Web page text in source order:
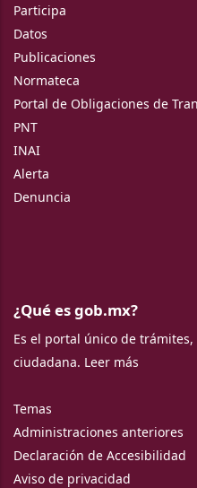
Participa
Datos
Publicaciones
Normateca
Portal de Obligaciones de
PNT
INAI
Alerta
Denuncia
¿Qué es gob.mx?
Es el portal único de
ciudadana. Leer más
Temas
Administraciones anteriores
Declaración de Accesibilidad
Aviso de privacidad